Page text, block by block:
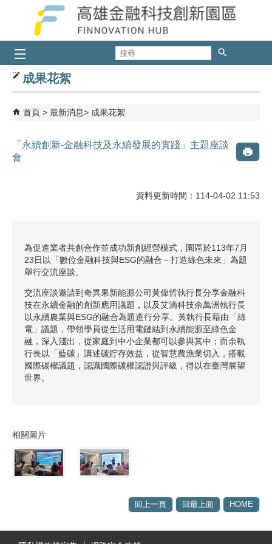
跳到主要內容區塊
:::
成果花絮
首頁 最新消息 成果花絮
「永續創新-金融科技及永續發展的實踐」主題座談
會
資料更新時間：114-04-02 11:53
為促進業者共創合作並成功新創經營模式，園區於113年7月
23日以「數位金融科技與ESG的融合－打造綠色未來」為題
舉行交流座談。
交流座談邀請到奇異果新能源公司黃偉哲執行長分享金融科
技在永續金融的創新應用議題，以及艾滴科技余萬洲執行長
以永續農業與ESG的融合為題進行分享。黃執行長藉由「綠
電」議題，帶領學員從生活用電鏈結到永續能源至綠色金
融，深入淺出，從家庭到中小企業都可以參與其中；而余執
行長以「藍碳」講述碳貯存效益，從智慧農漁業切入，搭載
國際碳權議題，認識國際碳權認證與評級，得以在臺灣展望
世界。
相關圖片
回上一頁 回最上面 HOME